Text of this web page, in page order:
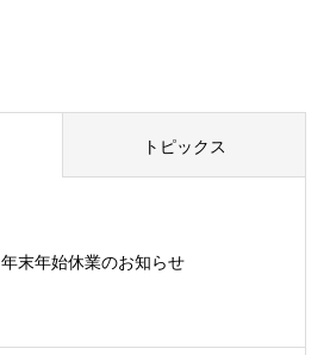
トピックス
年末年始休業のお知らせ